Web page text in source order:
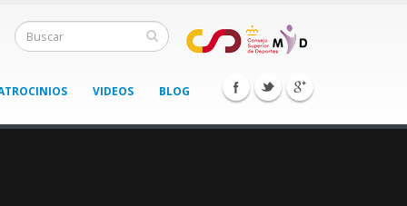
VIDEOS BLOG